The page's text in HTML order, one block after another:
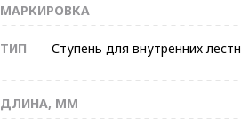
МАРКИРОВКА
ТИП
Ступень для внутренних
ДЛИНА, ММ